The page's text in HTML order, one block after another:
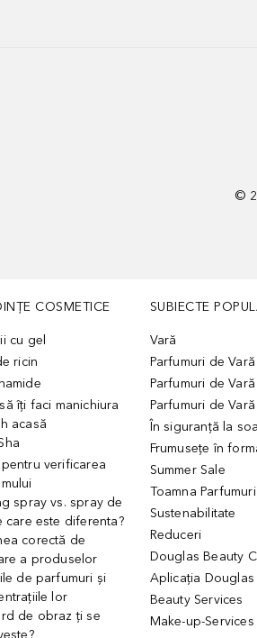
©
COSMETICE
cu gel
ricin
îți faci manichiura
acasă
verificarea
spray vs. spray de
care este diferenta?
corectă de
a produselor
de parfumuri și
lor
de obraz ți se
SUBIECTE
Vară
Parfumuri de Vară
Parfumuri de Vară
Parfumuri de
În siguranță la
Frumusețe în
Summer Sale
Toamna Parfumuri
Sustenabilitate
Reduceri
Douglas Beauty
Aplicația Douglas
Beauty Services
Make-up-Services